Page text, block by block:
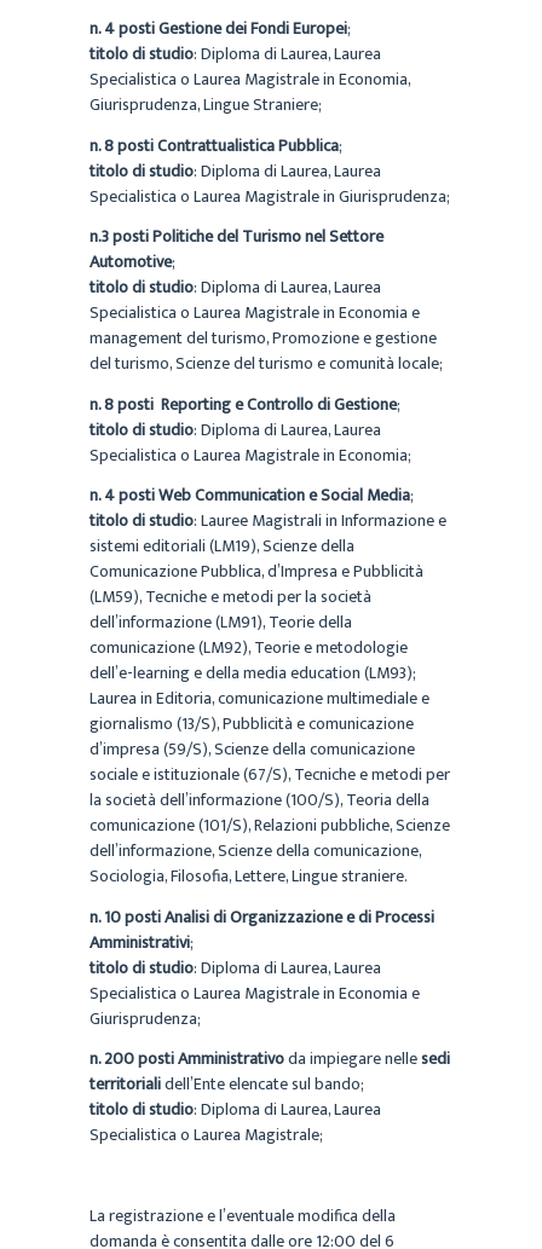
n. 4 postiGestione dei Fondi Europei;
titolo di studio: Diploma di Laurea, Laurea
Specialistica o Laurea Magistrale in Economia,
Giurisprudenza, Lingue Straniere;
n. 8 postiContrattualistica Pubblica;
titolo di studio: Diploma di Laurea, Laurea
Specialistica o Laurea Magistrale in Giurisprudenza;
n.3 postiPolitiche del Turismo nel Settore
Automotive;
titolo di studio: Diploma di Laurea, Laurea
Specialistica o Laurea Magistrale in Economia e
management del turismo, Promozione e gestione
del turismo, Scienze del turismo e comunità locale;
n. 8 posti Reporting e Controllo di Gestione;
titolo di studio: Diploma di Laurea, Laurea
Specialistica o Laurea Magistrale in Economia;
n. 4 postiWeb Communication e Social Media;
titolo di studio: Lauree Magistrali in Informazione e
sistemi editoriali (LM19), Scienze della
Comunicazione Pubblica, d’Impresa e Pubblicità
(LM59), Tecniche e metodi per la società
dell’informazione (LM91), Teorie della
comunicazione (LM92), Teorie e metodologie
dell’e-learning e della media education (LM93);
Laurea in Editoria, comunicazione multimediale e
giornalismo (13/S), Pubblicità e comunicazione
d’impresa (59/S), Scienze della comunicazione
sociale e istituzionale (67/S), Tecniche e metodi per
la società dell’informazione (100/S), Teoria della
comunicazione (101/S), Relazioni pubbliche, Scienze
dell’informazione, Scienze della comunicazione,
Sociologia, Filosofia, Lettere, Lingue straniere.
n. 10 postiAnalisi di Organizzazione e di Processi
Amministrativi;
titolo di studio: Diploma di Laurea, Laurea
Specialistica o Laurea Magistrale in Economia e
Giurisprudenza;
n. 200 postiAmministrativoda impiegare nellesedi
territorialidell’Ente elencate sul bando;
titolo di studio: Diploma di Laurea, Laurea
Specialistica o Laurea Magistrale;
La registrazione e l’eventuale modifica della
domanda è consentita dalle ore 12:00 del 6